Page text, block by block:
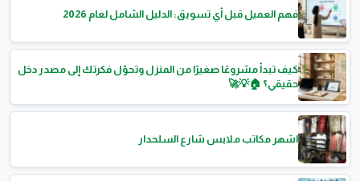
فهم العميل قبل أي تسويق: الدليل الشامل لعام 2026
كيف تبدأ مشروعًا صغيرًا من المنزل وتحوّل فكرتك إلى مصدر دخل
حقيقي؟ 🏠💡🚀
اشهر مكاتب ملابس شارع السلحدار